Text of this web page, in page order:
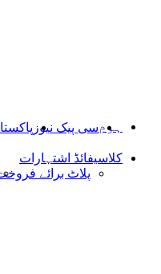
ہومسی پیک نیوز
کلاسیفائڈ اشتہارات
پلاٹ برائے